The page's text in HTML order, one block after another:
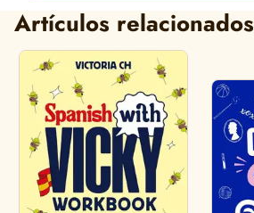
Artículos relacionados